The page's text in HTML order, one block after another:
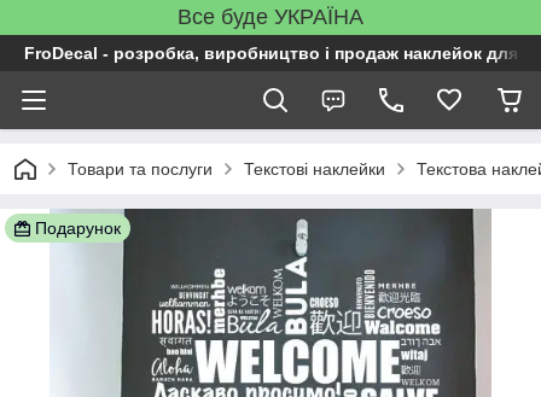
Все буде УКРАЇНА
FroDecal - розробка, виробництво і продаж наклейок для
Товари та послуги Текстові наклейки Текстова
Подарунок